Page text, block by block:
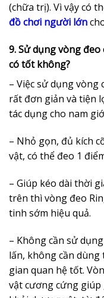
(chữa trị). Vì vậy có
đồ chơi người lớn
9. Sử dụng vòng
có tốt không?
– Việc sử dụng vòng
rất đơn giản và tiện
tác dụng cho nam
– Nhỏ gọn, đủ kích
vật, có thể đeo 1
– Giúp kéo dài thời
trên thì vòng đeo
tinh sớm hiệu quả.
– Không cần sử
lấn, không cần dùng
gian quan hệ tốt.
vật cương cứng